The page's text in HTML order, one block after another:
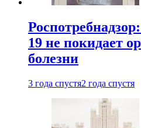
19 не покидает
болезни
3 года спустя2 года спустя